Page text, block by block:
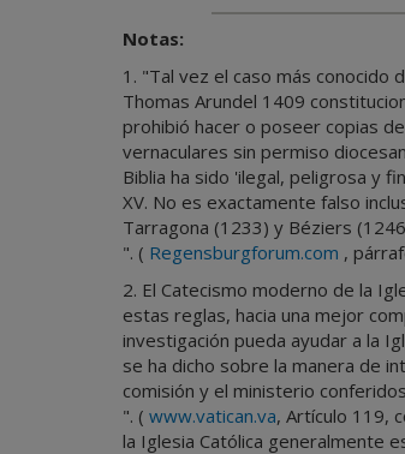
Notas:
1. "Tal vez el caso más conocido
Thomas Arundel 1409
prohibió hacer o poseer copias
vernaculares sin permiso
Biblia ha sido 'ilegal, peligrosa y
XV. No es exactamente falso
Tarragona (1233) y Béziers
". ( Regensburgforum.com ,
2. El Catecismo moderno de la
estas reglas, hacia una mejor
investigación pueda ayudar a la
se ha dicho sobre la manera de
comisión y el ministerio
". ( www.vatican.va, Artículo 119,
la Iglesia Católica generalmente